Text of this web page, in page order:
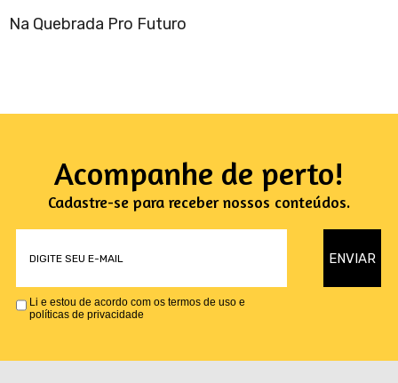
Na Quebrada Pro Futuro
Acompanhe de perto!
Cadastre-se para receber nossos conteúdos.
Li e estou de acordo com os termos de uso e
políticas de privacidade